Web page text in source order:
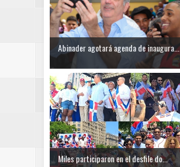
Abinader agotará agenda de inaugura...
Miles participaron en el desfile do...